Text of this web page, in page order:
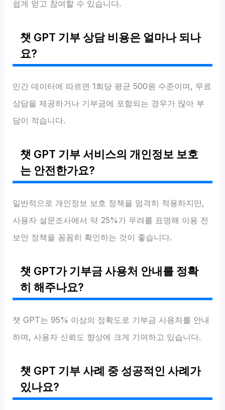
쉽게 얻고 참여할 수 있습니다.
챗 GPT 기부 상담 비용은 얼마나 되나
요?
민간 데이터에 따르면 1회당 평균 500원 수준이며, 무료
상담을 제공하거나 기부금에 포함되는 경우가 많아 부
담이 적습니다.
챗 GPT 기부 서비스의 개인정보 보호
는 안전한가요?
일반적으로 개인정보 보호 정책을 엄격히 적용하지만,
사용자 설문조사에서 약 25%가 우려를 표명해 이용 전
보안 정책을 꼼꼼히 확인하는 것이 좋습니다.
챗 GPT가 기부금 사용처 안내를 정확
히 해주나요?
챗 GPT는 95% 이상의 정확도로 기부금 사용처를 안내
하며, 사용자 신뢰도 향상에 크게 기여하고 있습니다.
챗 GPT 기부 사례 중 성공적인 사례가
있나요?